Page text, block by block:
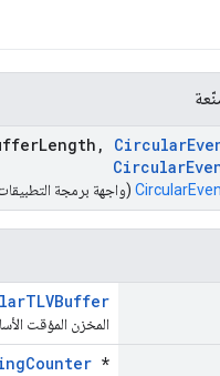
Length , Circular
Circular
(واجهة برمجة
المخزن المؤقت
*